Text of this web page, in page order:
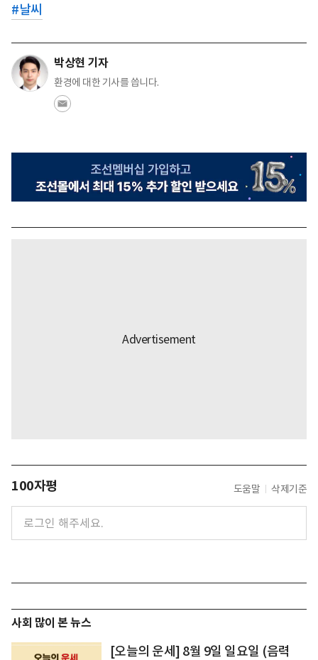
#날씨
박상현 기자
환경에 대한 기사를 씁니다.
100자평 도움말 삭제기준
사회 많이 본 뉴스
[오늘의 운세] 8월 9일 일요일 (음력